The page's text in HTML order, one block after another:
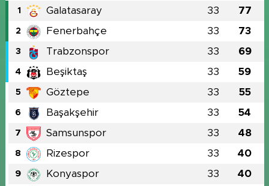
1 Galatasaray 33 77
2 Fenerbahçe 33 73
3 Trabzonspor 33 69
4 Beşiktaş 33 59
5 Göztepe 33 55
6 Başakşehir 33 54
7 Samsunspor 33 48
8 Rizespor 33 40
9 Konyaspor 33 40